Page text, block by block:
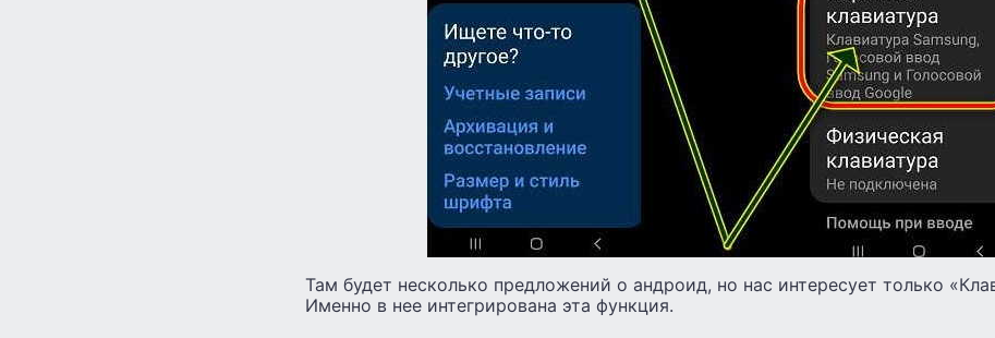
Там будет несколько предложений о андроид, но нас интересует только
Именно в нее интегрирована эта функция.